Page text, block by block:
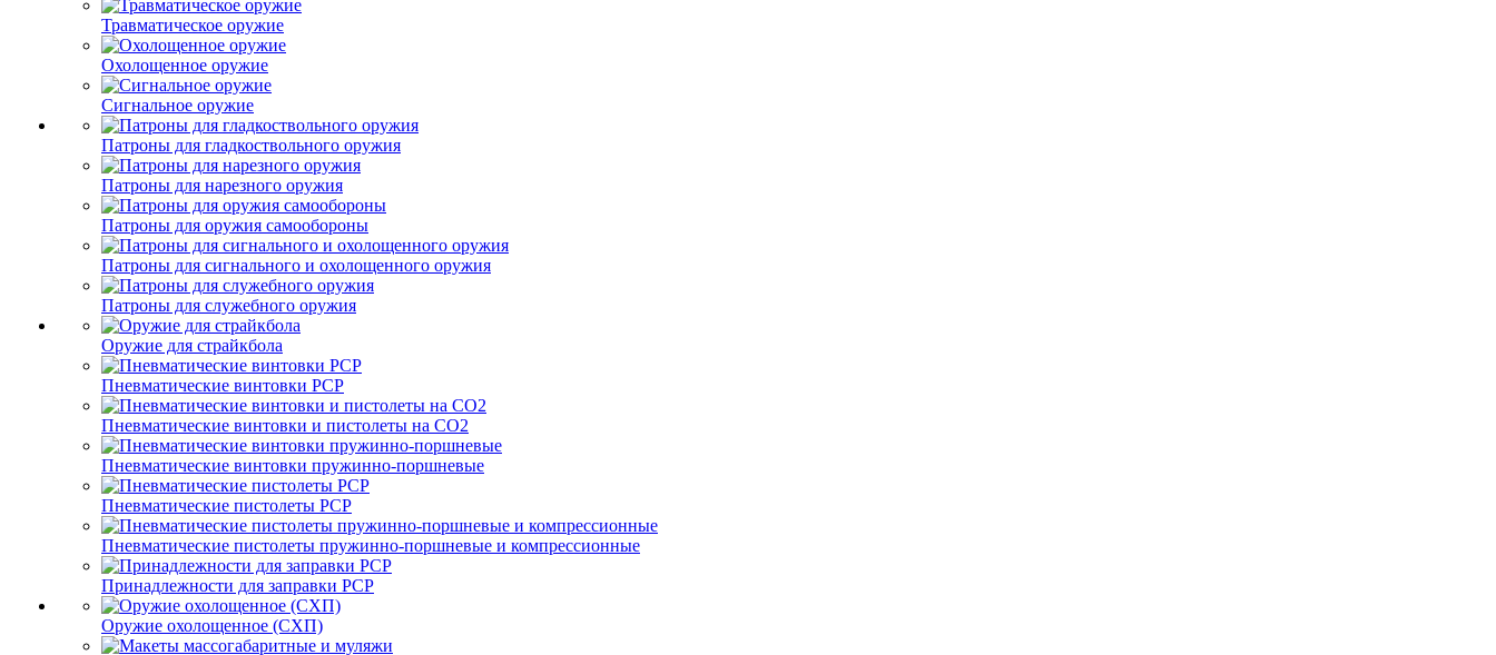
Травматическое оружие
Охолощенное оружие
Сигнальное оружие
Патроны для гладкоствольного оружия
Патроны для нарезного оружия
Патроны для оружия самообороны
Патроны для сигнального и охолощенного оружия
Патроны для служебного оружия
Оружие для страйкбола
Пневматические винтовки PCP
Пневматические винтовки и пистолеты на CO2
Пневматические винтовки пружинно-поршневые
Пневматические пистолеты PCP
Пневматические пистолеты пружинно-поршневые и компрессионные
Принадлежности для заправки PCP
Оружие охолощенное (СХП)